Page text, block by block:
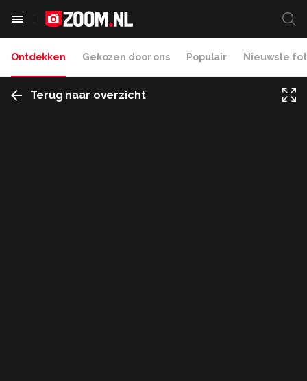
Ontdekken Gekozen door ons Populair Nieuwste
Terug naar overzicht